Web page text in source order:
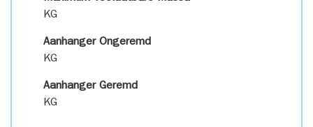
KG
Aanhanger Ongeremd
KG
Aanhanger Geremd
KG